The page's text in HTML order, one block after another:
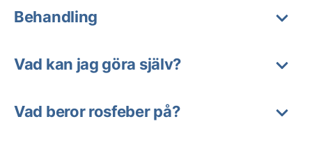
Behandling
Vad kan jag göra själv?
Vad beror rosfeber på?